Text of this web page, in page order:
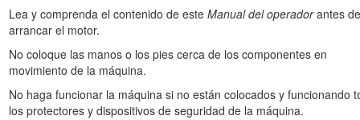
Lea y comprenda el contenido de este Manual del operadorantes de
arrancar el motor.
No coloque las manos o los pies cerca de los componentes en
movimiento de la máquina.
No haga funcionar la máquina si no están colocados y funcionando
los protectores y dispositivos de seguridad de la máquina.
y mantener correctamente su producto, y para evitar
incluidos consejos de seguridad, materiales de formación,
Toro o información adicional, póngase en contacto con un